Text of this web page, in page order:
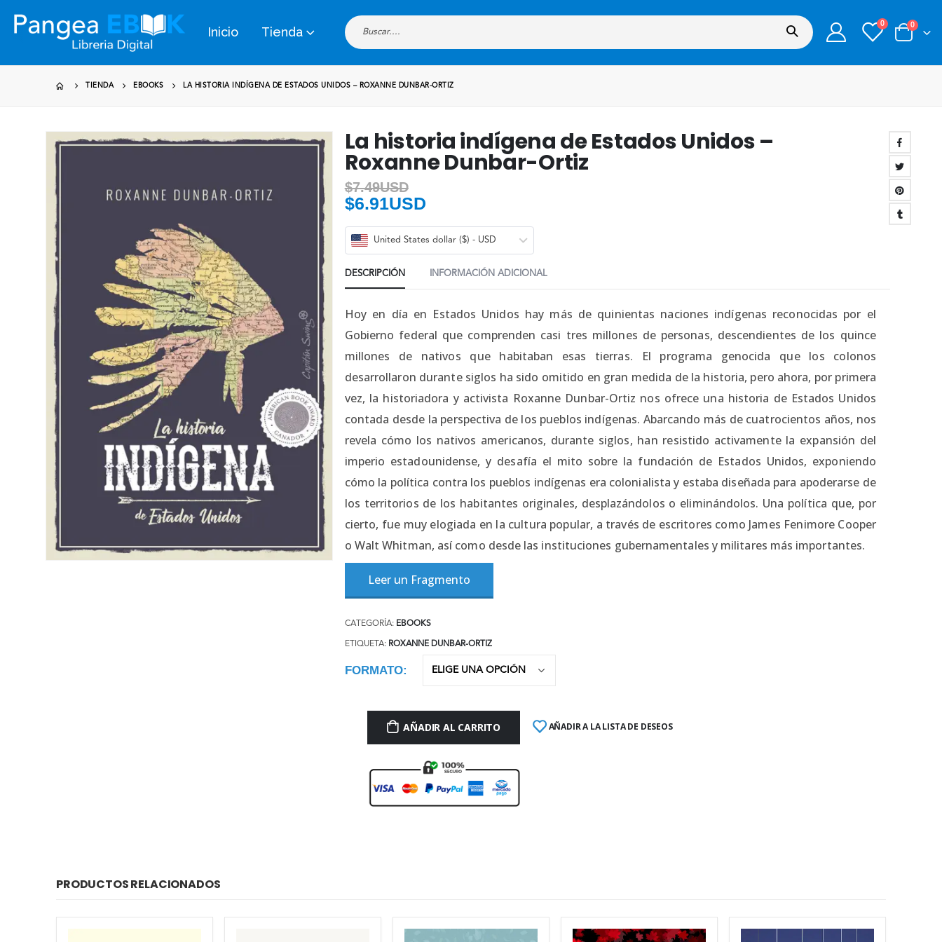
Inicio Tienda
0 0
TIENDA EBOOKS LA HISTORIA INDÍGENA DE ESTADOS UNIDOS – ROXANNE DUNBAR-ORTIZ
La historia indígena de Estados Unidos –
Roxanne Dunbar-Ortiz
$7.49USD
$6.91USD
United States dollar ($) - USD
DESCRIPCIÓN INFORMACIÓN ADICIONAL
Hoy en día en Estados Unidos hay más de quinientas naciones indígenas reconocidas por el
Gobierno federal que comprenden casi tres millones de personas, descendientes de los quince
millones de nativos que habitaban esas tierras. El programa genocida que los colonos
desarrollaron durante siglos ha sido omitido en gran medida de la historia, pero ahora, por primera
vez, la historiadora y activista Roxanne Dunbar-Ortiz nos ofrece una historia de Estados Unidos
contada desde la perspectiva de los pueblos indígenas. Abarcando más de cuatrocientos años, nos
revela cómo los nativos americanos, durante siglos, han resistido activamente la expansión del
imperio estadounidense, y desafía el mito sobre la fundación de Estados Unidos, exponiendo
cómo la política contra los pueblos indígenas era colonialista y estaba diseñada para apoderarse de
los territorios de los habitantes originales, desplazándolos o eliminándolos. Una política que, por
cierto, fue muy elogiada en la cultura popular, a través de escritores como James Fenimore Cooper
o Walt Whitman, así como desde las instituciones gubernamentales y militares más importantes.
Leer un Fragmento
CATEGORÍA: EBOOKS
ETIQUETA: ROXANNE DUNBAR-ORTIZ
FORMATO
AÑADIR AL CARRITO AÑADIR A LA LISTA DE DESEOS
PRODUCTOS RELACIONADOS